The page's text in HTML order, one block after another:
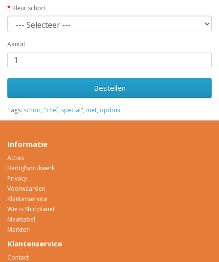
Kleur schort
Aantal
Bestellen
Tags: schort, "chef, special", met, opdruk
Informatie
Acties
Bedrijfsdrukwerk
Privacy
Voorwaarden
Klantenservice
Wie is Shirtplanet
Maattabel
Markten
Klantenservice
Contact